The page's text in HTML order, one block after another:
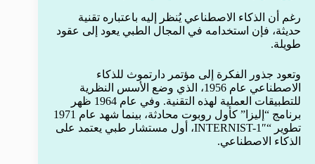
رغم أن الذكاء الاصطناعي يُنظر إليه باعتباره تقنية
حديثة، فإن استخدامه في المجال الطبي يعود إلى عقود
طويلة.
وتعود جذور الفكرة إلى مؤتمر دارتموث للذكاء
الاصطناعي عام 1956، الذي وضع الأسس النظرية
للتطبيقات العملية لهذه التقنية. وفي عام 1964 ظهر
برنامج “إليزا” كأول روبوت محادثة، بينما شهد عام 1971
تطوير “INTERNIST-1″، أول مستشار طبي يعتمد على
الذكاء الاصطناعي.